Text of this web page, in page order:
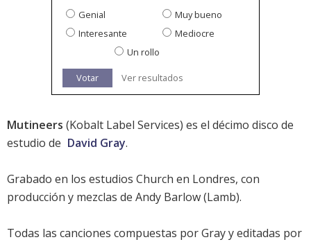
Genial
Muy bueno
Interesante
Mediocre
Un rollo
Votar Ver resultados
Mutineers (Kobalt Label Services) es el décimo disco de
estudio de David Gray.
Grabado en los estudios Church en Londres, con
producción y mezclas de Andy Barlow (Lamb).
Todas las canciones compuestas por Gray y editadas por